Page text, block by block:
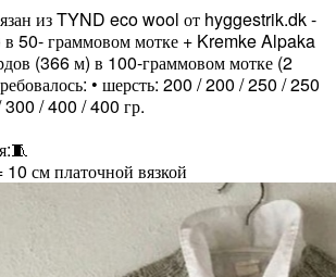
из TYND eco wool от hyggestrik.dk -
50- граммовом мотке + Kremke Alpaka
(366 м) в 100-граммовом мотке (2
• шерсть: 200 / 200 / 250 / 250
300 / 400 / 400 гр.
см платочной вязкой